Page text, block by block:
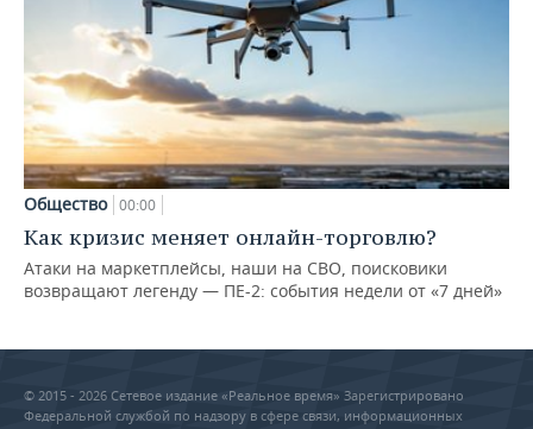
Общество 00:00
Как кризис меняет онлайн-торговлю?
Атаки на маркетплейсы, наши на СВО, поисковики
возвращают легенду — ПЕ-2: события недели от «7 дней»
© 2015 - 2026 Сетевое издание «Реальное время» Зарегистрировано
Федеральной службой по надзору в сфере связи, информационных